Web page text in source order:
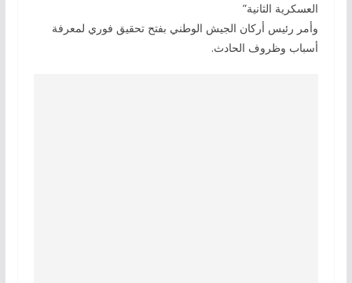
العسكرية الثانية”
وأمر رئيس أركان الجيش الوطني بفتح تحقيق فوري لمعرفة
أسباب وظروف الحادث.